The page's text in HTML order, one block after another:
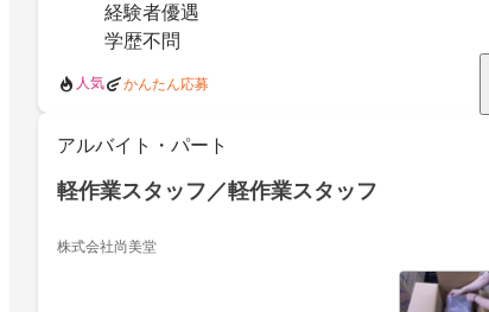
経験者優遇
学歴不問
人気 かんたん応募
アルバイト・パート
軽作業スタッフ／軽作業スタッフ
株式会社尚美堂